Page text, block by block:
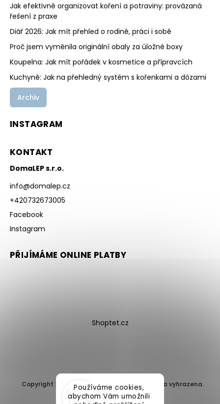
Používáme cookies,
abychom Vám umožnili
Jak efektivně organizovat koření a potraviny: provázaná
řešení z praxe
Diář 2026: Jak mít přehled o rodině, práci i sobě
Proč jsem vyměnila originální obaly za úložné boxy
Koupelna: Jak mít pořádek v kosmetice a přípravcích
Kuchyně: Jak na přehledný systém s kořenkami a dózami
Archiv
INSTAGRAM
KONTAKT
DomaLEP s.r.o.
info@domalep.cz
+420732673005
Facebook
Instagram
PŘIJÍMÁME ONLINE PLATBY
Shoptet.cz
Copyright 2026 DomaLEP s.r.o. . Všechna práva vyhrazena.
Upravit nastavení cookies